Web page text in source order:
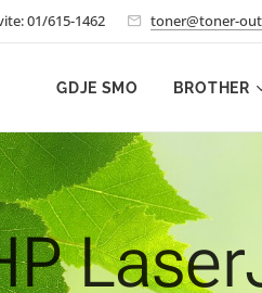
01/615-1462 toner@toner-
GDJE SMO BROTHER